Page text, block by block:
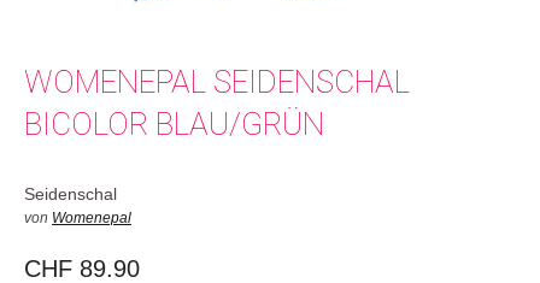
WOMENEPAL SEIDENSCHAL
BICOLOR BLAU/GRÜN
Seidenschal
von Womenepal
CHF 89.90